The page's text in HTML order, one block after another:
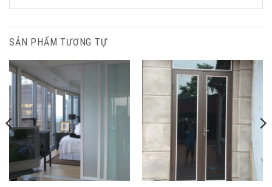
SẢN PHẨM TƯƠNG TỰ